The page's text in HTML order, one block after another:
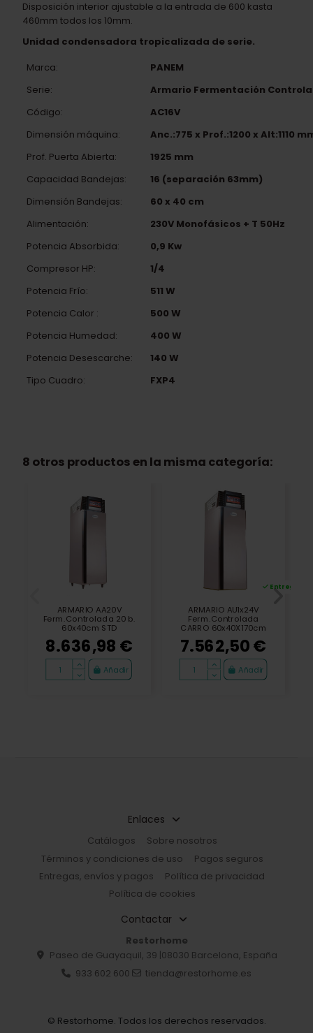
Disposición interior ajustable a la entrada de 600 kasta
460mm todos los 10mm.
Unidad condensadora tropicalizada de serie.
Marca:
PANEM
Serie:
Armario Fermentación
Código:
AC16V
Dimensión máquina:
Anc.:775 x Prof.:1200 x Alt:1110
Prof. Puerta Abierta:
1925 mm
Capacidad Bandejas:
16 (separación 63mm)
Dimensión Bandejas:
60 x 40 cm
Alimentación:
230V Monofásicos + T 50Hz
Potencia Absorbida:
0,9 Kw
Compresor HP:
1/4
Potencia Frío:
511 W
Potencia Calor :
500 W
Potencia Humedad:
400 W
Potencia Desescarche:
140 W
Tipo Cuadro:
FXP4
8 otros productos en la misma categoría:
ARMARIO AA20V
Ferm.Controlada 20 b.
60x40cm STD
8.636,98 €
Añadir
ARMARIO AU1x24V
Ferm.Controlada
CARRO 60x40X170cm
7.562,50 €
Añadir
Entrega
Enlaces
Catálogos
Sobre nosotros
Términos y condiciones de uso
Pagos seguros
Entregas, envíos y pagos
Política de privacidad
Política de cookies
Contactar
Restorhome
Paseo de Guayaquil, 39 |08030 Barcelona, España
933 602 600
tienda@restorhome.es
© Restorhome. Todos los derechos reservados.